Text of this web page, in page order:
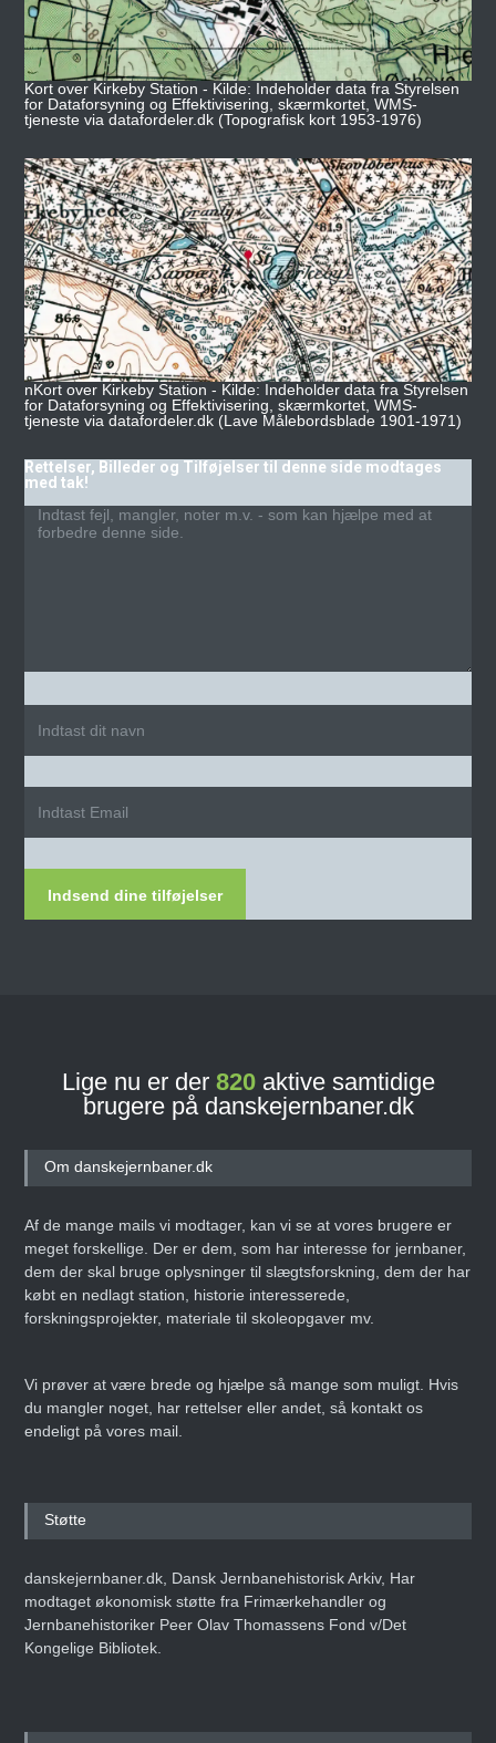
Kort over Kirkeby Station - Kilde: Indeholder data fra Styrelsen
for Dataforsyning og Effektivisering, skærmkortet, WMS-
tjeneste via datafordeler.dk (Topografisk kort 1953-1976)
nKort over Kirkeby Station - Kilde: Indeholder data fra Styrelsen
for Dataforsyning og Effektivisering, skærmkortet, WMS-
tjeneste via datafordeler.dk (Lave Målebordsblade 1901-1971)
Rettelser, Billeder og Tilføjelser til denne side modtages
med tak!
Indsend dine tilføjelser
Lige nu er der 820aktive samtidige
brugere på danskejernbaner.dk
Om danskejernbaner.dk
Af de mange mails vi modtager, kan vi se at vores brugere er
meget forskellige. Der er dem, som har interesse for jernbaner,
dem der skal bruge oplysninger til slægtsforskning, dem der har
købt en nedlagt station, historie interesserede,
forskningsprojekter, materiale til skoleopgaver mv.
Vi prøver at være brede og hjælpe så mange som muligt. Hvis
du mangler noget, har rettelser eller andet, så kontakt os
endeligt på vores mail.
Støtte
danskejernbaner.dk, Dansk Jernbanehistorisk Arkiv, Har
modtaget økonomisk støtte fra Frimærkehandler og
Jernbanehistoriker Peer Olav Thomassens Fond v/Det
Kongelige Bibliotek.